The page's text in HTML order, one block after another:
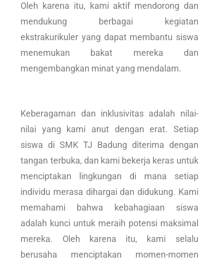
Oleh karena itu, kami aktif mendorong dan
mendukung berbagai kegiatan
ekstrakurikuler yang dapat membantu siswa
menemukan bakat mereka dan
mengembangkan minat yang mendalam.
Keberagaman dan inklusivitas adalah nilai-
nilai yang kami anut dengan erat. Setiap
siswa di SMK TJ Badung diterima dengan
tangan terbuka, dan kami bekerja keras untuk
menciptakan lingkungan di mana setiap
individu merasa dihargai dan didukung. Kami
memahami bahwa kebahagiaan siswa
adalah kunci untuk meraih potensi maksimal
mereka. Oleh karena itu, kami selalu
berusaha menciptakan momen-momen